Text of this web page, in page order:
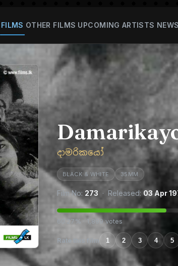
FILMS OTHER FILMS UPCOMING ARTISTS NEWS
දාමරිකයෝ
BLACK & WHITE 35MM
Film No: 273 · Released: 03 Apr
60.27% · 1,899 votes
Rate this film 1 2 3 4 5